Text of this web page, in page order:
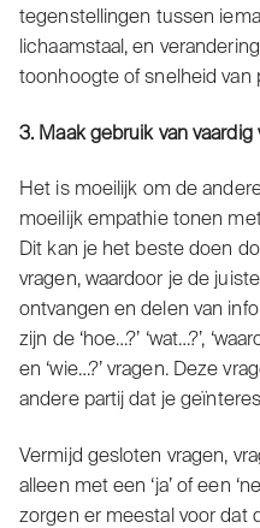
tegenstellingen tussen
lichaamstaal, en
toonhoogte of snelheid van
3. Maak gebruik van vaardig
Het is moeilijk om de
moeilijk empathie tonen
Dit kan je het beste doen
vragen, waardoor je de
ontvangen en delen van
zijn de ‘hoe…?’ ‘wat…?’,
en ‘wie…?’ vragen. Deze
andere partij dat je
Vermijd gesloten vragen,
alleen met een ‘ja’ of een
zorgen er meestal voor dat